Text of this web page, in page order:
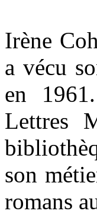
Irène
a vécu
en
Lettres
son
romans